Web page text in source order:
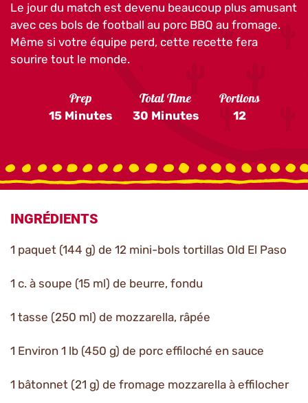
Le jour du match est devenu beaucoup plus amusant
avec ces bols de football au porc BBQ au fromage.
Même si votre équipe perd, cette recette fera
sourire tout le monde.
Prep
15 Minutes
Total Time
30 Minutes
Portions
12
INGRÉDIENTS
1 paquet (144 g) de 12 mini-bols tortillas Old El Paso
1 c. à soupe (15 ml) de beurre, fondu
1 tasse (250 ml) de mozzarella, râpée
1 Environ 1 lb (450 g) de porc effiloché en sauce
1 bâtonnet (21 g) de fromage mozzarella à effilocher